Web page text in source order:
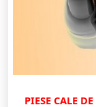
PIESE CALE DE RULARE PENTRU EXCAVATOR HITACHI